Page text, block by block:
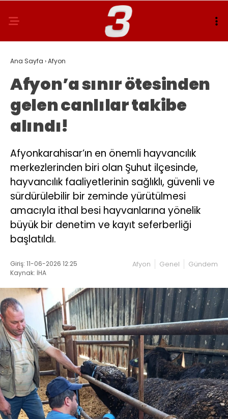
Ana Sayfa ›Afyon
Afyon’a sınır ötesinden
gelen canlılar takibe
alındı!
Afyonkarahisar’ın en önemli hayvancılık
merkezlerinden biri olan Şuhut ilçesinde,
hayvancılık faaliyetlerinin sağlıklı, güvenli ve
sürdürülebilir bir zeminde yürütülmesi
amacıyla ithal besi hayvanlarına yönelik
büyük bir denetim ve kayıt seferberliği
başlatıldı.
Giriş: 11-06-2026 12:25
Kaynak: İHA
Afyon Genel Gündem